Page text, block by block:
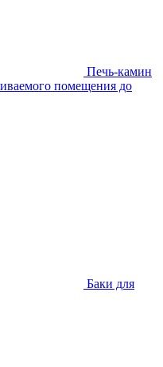
Печь-камин
помещения до
Баки для